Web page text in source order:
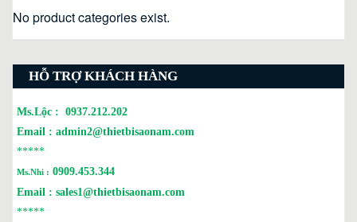
No product categories exist.
HỖ TRỢ KHÁCH HÀNG
Ms.Lộc : 0937.212.202
Email : admin2@thietbisaonam.com
*****
Ms.Nhi : 0909.453.344
Email : sales1@thietbisaonam.com
*****